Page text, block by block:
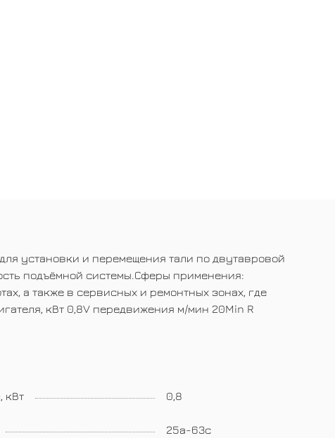
установки и перемещения тали по двутавровой
подъёмной системы.Сферы применения:
а также в сервисных и ремонтных зонах, где
кВт 0,8V передвижения м/мин 20Min R
кВт 0,8
25а-63с